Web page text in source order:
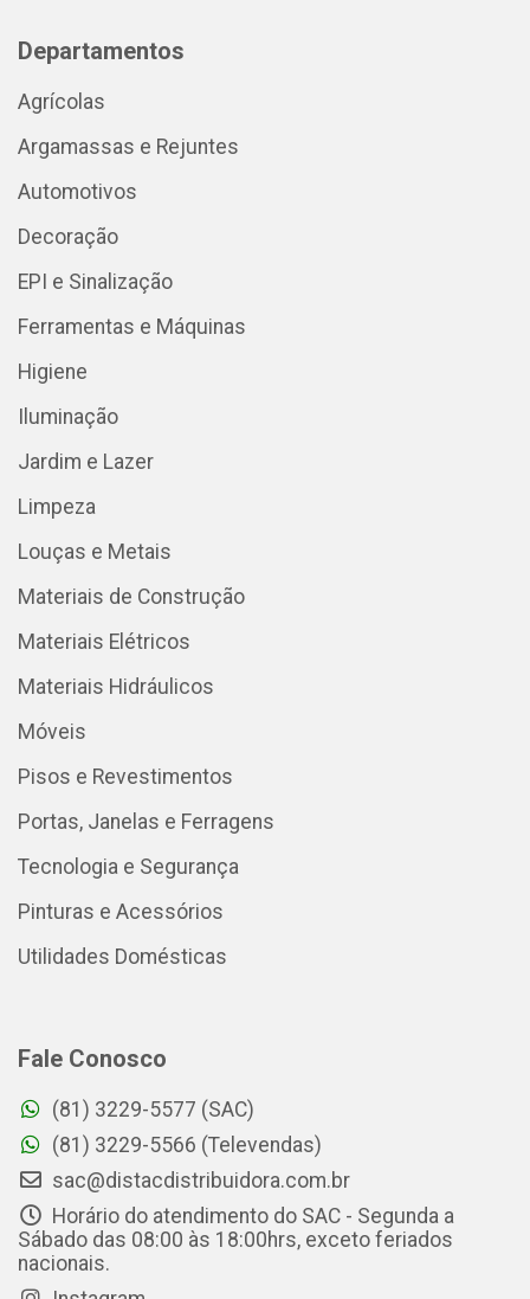
Departamentos
Agrícolas
Argamassas e Rejuntes
Automotivos
Decoração
EPI e Sinalização
Ferramentas e Máquinas
Higiene
Iluminação
Jardim e Lazer
Limpeza
Louças e Metais
Materiais de Construção
Materiais Elétricos
Materiais Hidráulicos
Móveis
Pisos e Revestimentos
Portas, Janelas e Ferragens
Tecnologia e Segurança
Pinturas e Acessórios
Utilidades Domésticas
Fale Conosco
(81) 3229-5577 (SAC)
(81) 3229-5566 (Televendas)
sac@distacdistribuidora.com.br
Horário do atendimento do SAC - Segunda a
Sábado das 08:00 às 18:00hrs, exceto feriados
nacionais.